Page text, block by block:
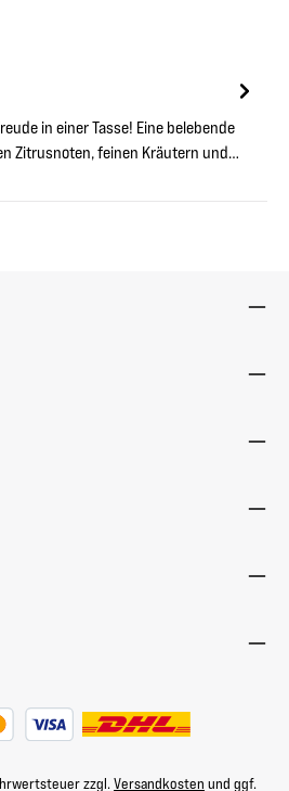
in einer Tasse! Eine belebende
Zitrusnoten, feinen Kräutern und…
zzgl. Versandkosten und ggf.